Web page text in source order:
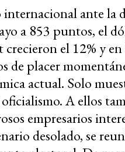
ante la
a 853 puntos, el
el 12% y
de placer
actual. Solo
A ellos
empresarios
desolado, se